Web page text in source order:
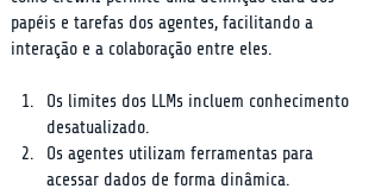
papéis e tarefas dos agentes, facilitando a
interação e a colaboração entre eles.
Os limites dos LLMs incluem conhecimento
desatualizado.
Os agentes utilizam ferramentas para
acessar dados de forma dinâmica.